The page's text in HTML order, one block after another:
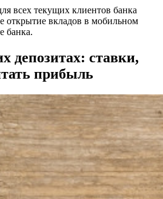
всех текущих клиентов банка
открытие вкладов в мобильном
банка.
депозитах: ставки,
прибыль